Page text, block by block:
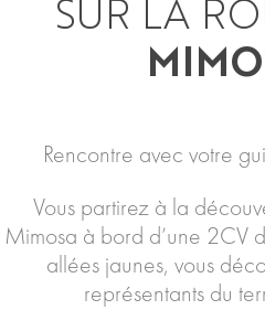
SUR LA
Rencontre avec votre
Vous partirez à la
Mimosa à bord d’une 2CV
allées jaunes, vous
représentants du